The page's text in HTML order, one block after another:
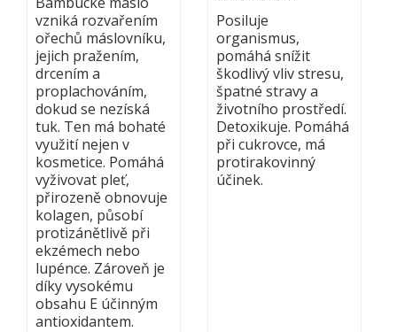
vzniká rozvařením
ořechů máslovníku,
jejich pražením,
drcením a
proplachováním,
dokud se nezíská
tuk. Ten má bohaté
využití nejen v
kosmetice. Pomáhá
vyživovat pleť,
přirozeně obnovuje
kolagen, působí
protizánětlivě při
ekzémech nebo
lupénce. Zároveň je
díky vysokému
obsahu E účinným
antioxidantem.
Posiluje
organismus,
pomáhá snížit
škodlivý vliv stresu,
špatné stravy a
životního prostředí.
Detoxikuje. Pomáhá
při cukrovce, má
protirakovinný
účinek.